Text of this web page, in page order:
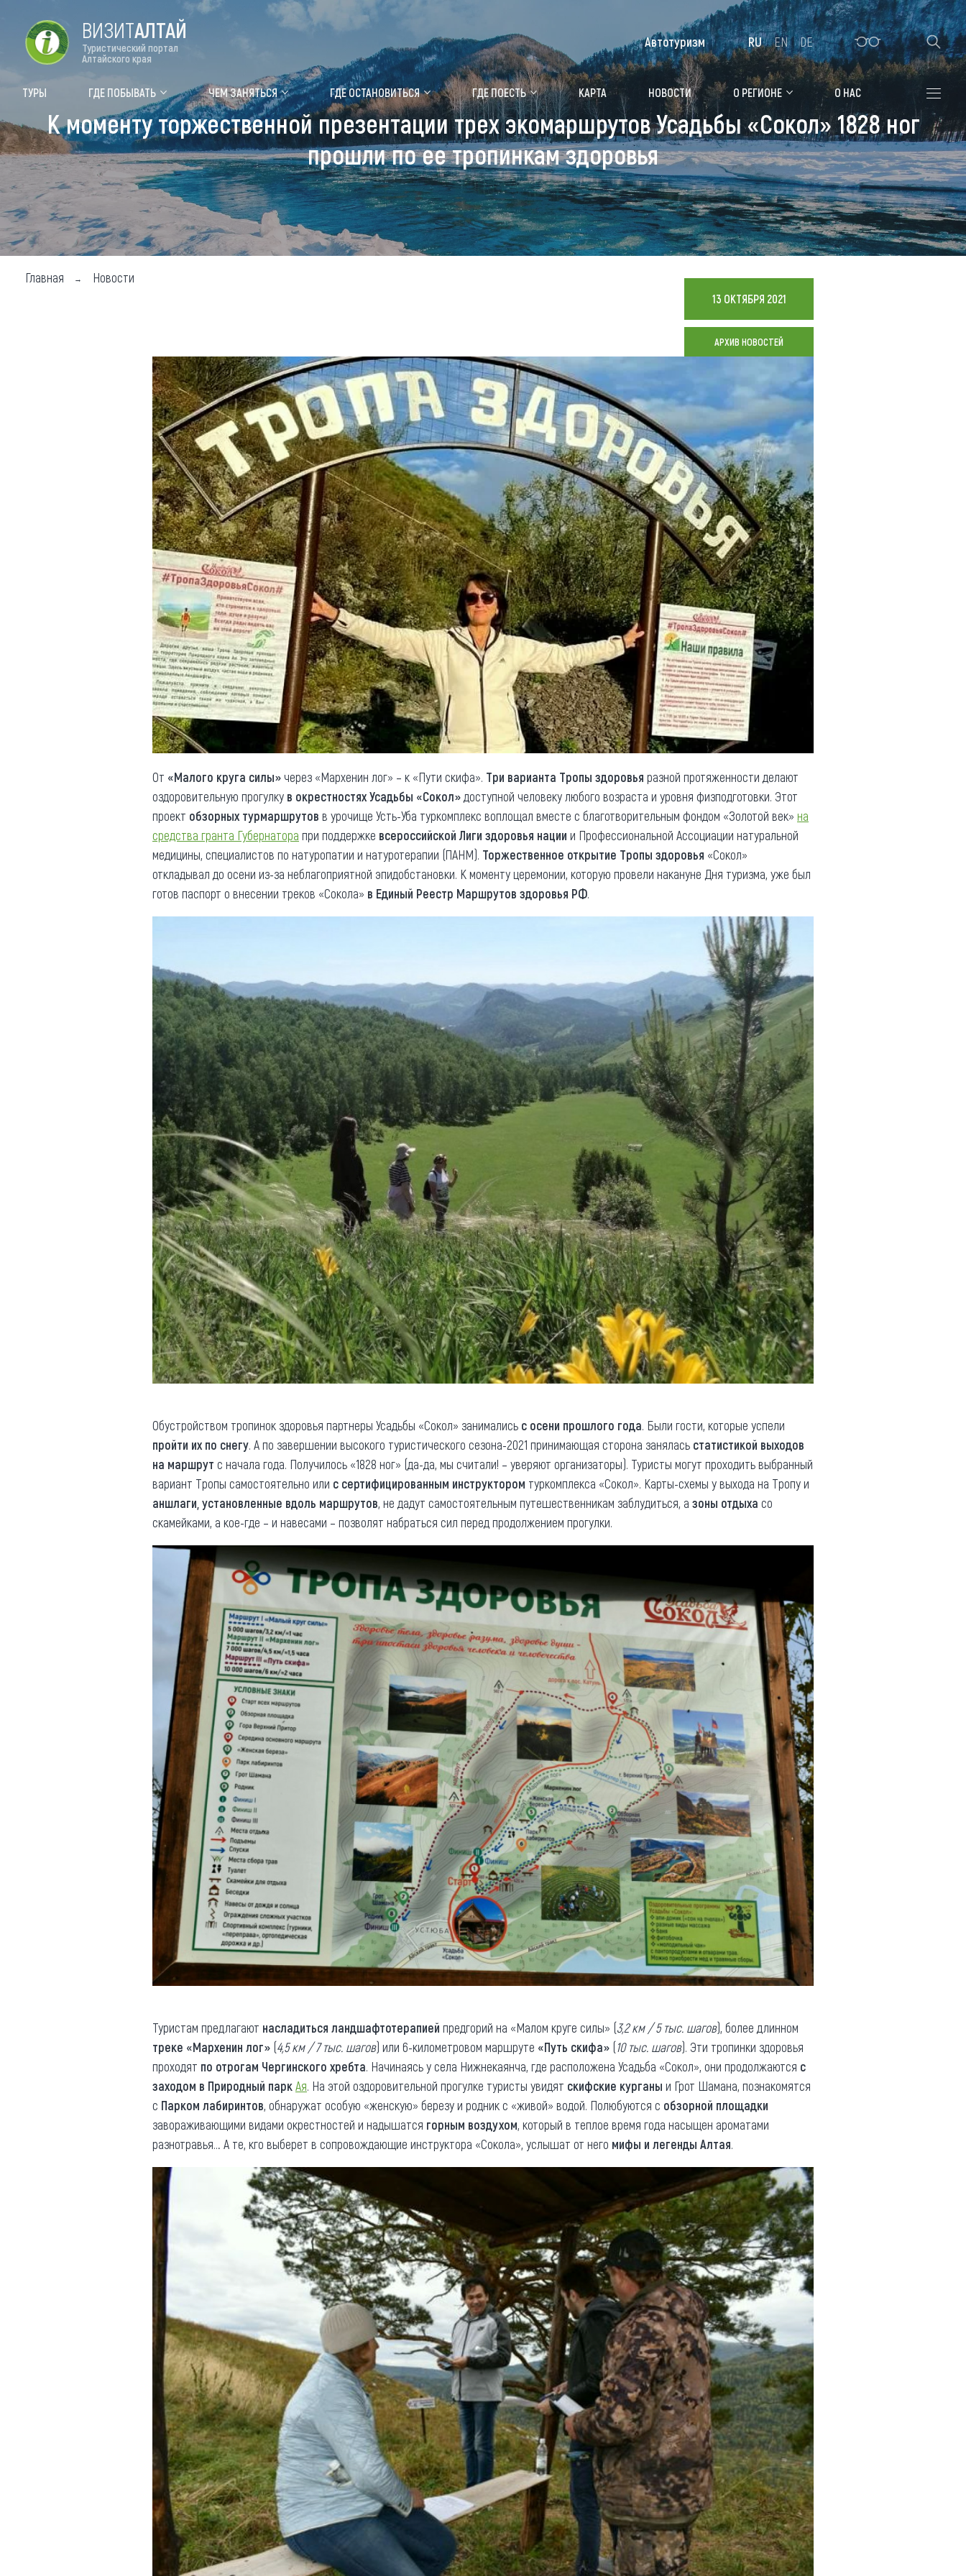
Форум VISIT ALTAI Цветение маральника Медицинский форум Алтайская зимовка
Туры Где побывать
Объекты природы
Объекты истории и культуры
Объекты развлечений
Топ туристических мест
Чем заняться
Календарь событий
Аудиогид
Мой маршрут
Где остановиться
Санатории
Гостиницы, отели
Коттеджи, базы
Сельские усадьбы
Мотели, придорожные отели
Придорожные кафе
Новости
Что привезти (сувениры)
Общая информация
Как добраться
Люди, прославившие Алтай
Карты и буклеты
Коллекция впечатлений
Блог путешественника
Видеогалерея
Фотогалерея
Другие рубрики
Реестр туроператоров
Реестр туристических
агентств Алтайского края
Обращения граждан
Противодействие коррупции
ВИЗИТАЛТАЙ
Туристический портал
Алтайского края
ТУРЫ ГДЕ ПОБЫВАТЬ ЧЕМ ЗАНЯТЬСЯ ГДЕ ОСТАНОВИТЬСЯ ГДЕ ПОЕСТЬ КАРТА НОВОСТИ О РЕГИОНЕ О НАС
Автотуризм RU EN DE
К моменту торжественной презентации трех экомаршрутов Усадьбы «Сокол» 1828 ног
прошли по ее тропинкам здоровья
Главная Новости
13 ОКТЯБРЯ 2021
АРХИВ НОВОСТЕЙ
От «Малого круга силы»через «Мархенин лог» – к «Пути скифа». Три варианта Тропы здоровья разной протяженности делают
оздоровительную прогулку в окрестностях Усадьбы «Сокол»доступной человеку любого возраста и уровня физподготовки. Этот
проект обзорных турмаршрутов в урочище Усть-Уба туркомплекс воплощал вместе с благотворительным фондом «Золотой век» на
средства гранта Губернатора при поддержке всероссийской Лиги здоровья нации и Профессиональной Ассоциации натуральной
медицины, специалистов по натуропатии и натуротерапии (ПАНМ). Торжественное открытие Тропы здоровья «Сокол»
откладывал до осени из-за неблагоприятной эпидобстановки. К моменту церемонии, которую провели накануне Дня туризма, уже был
готов паспорт о внесении треков «Сокола» в Единый Реестр Маршрутов здоровья РФ.
Обустройством тропинок здоровья партнеры Усадьбы «Сокол» занимались с осени прошлого года. Были гости, которые успели
пройти их по снегу. А по завершении высокого туристического сезона-2021 принимающая сторона занялась статистикой выходов
на маршрут с начала года. Получилось «1828 ног» (да-да, мы считали! – уверяют организаторы). Туристы могут проходить выбранный
вариант Тропы самостоятельно или с сертифицированным инструктором туркомплекса «Сокол». Карты-схемы у выхода на Тропу и
аншлаги, установленные вдоль маршрутов, не дадут самостоятельным путешественникам заблудиться, а зоны отдыха со
скамейками, а кое-где – и навесами – позволят набраться сил перед продолжением прогулки.
Туристам предлагают насладиться ландшафтотерапией предгорий на «Малом круге силы» (3,2 км / 5 тыс. шагов), более длинном
треке «Мархенин лог» (4,5 км / 7 тыс. шагов) или 6-километровом маршруте «Путь скифа» (10 тыс. шагов). Эти тропинки здоровья
проходят по отрогам Чергинского хребта. Начинаясь у села Нижнекаянча, где расположена Усадьба «Сокол», они продолжаются с
заходом в Природный паркАя. На этой оздоровительной прогулке туристы увидят скифские курганы и Грот Шамана, познакомятся
с Парком лабиринтов, обнаружат особую «женскую» березу и родник с «живой» водой. Полюбуются с обзорной площадки
завораживающими видами окрестностей и надышатся горным воздухом, который в теплое время года насыщен ароматами
разнотравья… А те, кго выберет в сопровождающие инструктора «Сокола», услышат от него мифы и легенды Алтая.